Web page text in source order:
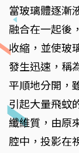
當玻璃體逐漸
融合在一起後
收縮，並使玻
發生迅速，稱
平順地分開，
引起大量飛蚊
纖維質，由原
腔中，投影在